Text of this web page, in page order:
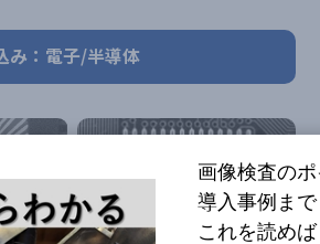
み：電子/半導体
画像検査の
導入事例ま
これを読めば